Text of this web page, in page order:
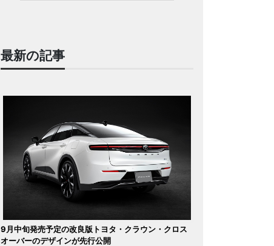
最新の記事
9月中旬発売予定の改良版トヨタ・クラウン・クロス
オーバーのデザインが先行公開